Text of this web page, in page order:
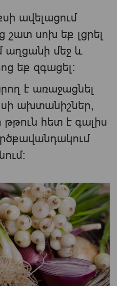
ավելացում
շատ սոխ եք լցրել
աղցանի մեջ և
եք զգացել:
է առաջացնել
ախտանիշներ,
հետ է գալիս